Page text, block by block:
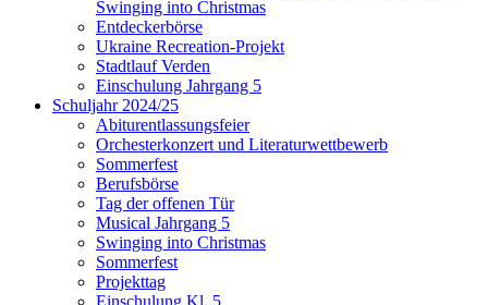
Swinging into Christmas
Entdeckerbörse
Ukraine Recreation-Projekt
Stadtlauf Verden
Einschulung Jahrgang 5
Schuljahr 2024/25
Abiturentlassungsfeier
Orchesterkonzert und Literaturwettbewerb
Sommerfest
Berufsbörse
Tag der offenen Tür
Musical Jahrgang 5
Swinging into Christmas
Sommerfest
Projekttag